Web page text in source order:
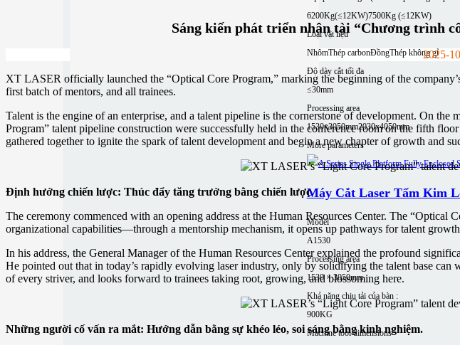
6200Kg(≤12KW)7500Kg (≤12KW)
Loại vật liệu
NhômThép carbonĐồngThép không gỉ
Độ dày cắt tối đa
≤30mm
Processing area
1530x3050mm2030x4050mm
More parameters
Máy Cắt Laser Tấm Kim
Model
A1530
Processing area
1530 × 3050mm
Khả năng chịu tải của bàn :
900KG
Machine tool dimensions
Sáng kiến ​​phát triển nhân tài “Chương trình
2025-
XT LASER officially launched the “Optical Core Program,” marking the beginning of the
first batch of mentors, and all trainees.
Talent is the engine of an enterprise, and a talent pipeline is the cornerstone of development. On
Program” talent pipeline construction were successfully held in the conference room on the fifth
gathered together to ignite the spark of talent development and begin a new chapter of growth and
Định hướng chiến lược: Thúc đẩy tăng trưởng bằng chiến lược
The ceremony commenced with an opening address at the Human Resources Center. The
organizational capabilities—through a mentorship mechanism, it opens up pathways for talent
In his address, the General Manager of the Human Resources Center explained the profound
He pointed out that in today’s rapidly evolving laser industry, only by solidifying the talent base
of every striver, and looks forward to trainees taking root, growing, and blossoming here.
Những người cố vấn ra mắt: Hướng dẫn bằng sự khéo léo, soi sáng bằng kinh nghiệm.